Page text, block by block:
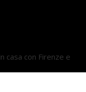
casa con Firenze e